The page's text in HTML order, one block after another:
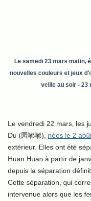
Le samedi 23 mars matin,
nouvelles couleurs et jeux
veille au soir - 23
Le vendredi 22 mars, les
Du (园嘟嘟), nées le 2
extérieur. Elles ont été
Huan Huan à partir de
depuis la séparation
Cette séparation, qui
intervenue alors que les